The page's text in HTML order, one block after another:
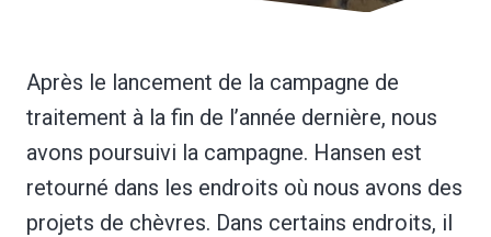
Après le lancement de la campagne de
traitement à la fin de l’année dernière, nous
avons poursuivi la campagne. Hansen est
retourné dans les endroits où nous avons des
projets de chèvres. Dans certains endroits, il